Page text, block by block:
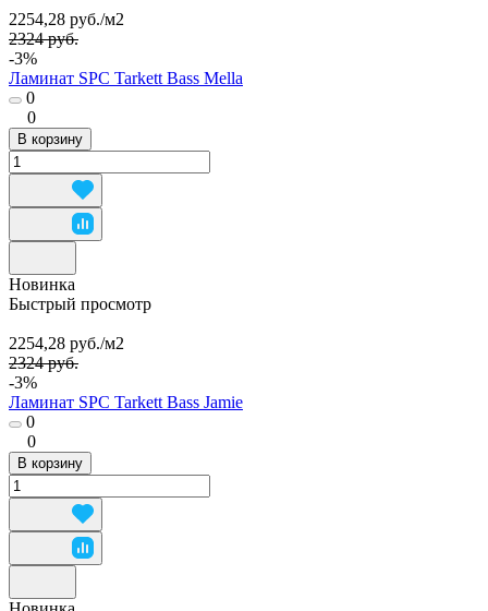
2254,28 руб./м2
2324 руб.
-3%
Ламинат SPC Tarkett Bass Mella
0
0
В корзину
Новинка
Быстрый просмотр
2254,28 руб./м2
2324 руб.
-3%
Ламинат SPC Tarkett Bass Jamie
0
0
В корзину